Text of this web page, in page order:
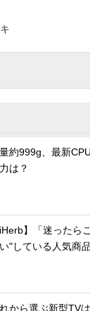
約999g、最新
は？
iHerb】「迷ったら
"している人気商品
から選ぶ新型TV